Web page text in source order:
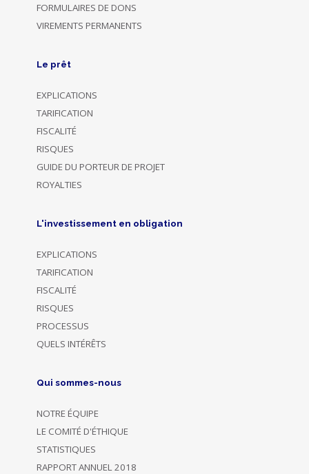
FORMULAIRES DE DONS
VIREMENTS PERMANENTS
Le prêt
EXPLICATIONS
TARIFICATION
FISCALITÉ
RISQUES
GUIDE DU PORTEUR DE PROJET
ROYALTIES
L'investissement en obligation
EXPLICATIONS
TARIFICATION
FISCALITÉ
RISQUES
PROCESSUS
QUELS INTÉRÊTS
Qui sommes-nous
NOTRE ÉQUIPE
LE COMITÉ D'ÉTHIQUE
STATISTIQUES
RAPPORT ANNUEL 2018